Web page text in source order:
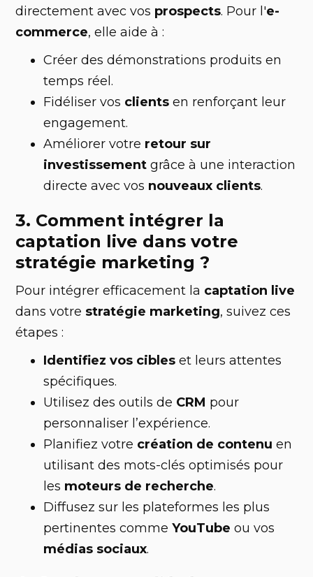
directement avec vos prospects. Pour l'e-
commerce, elle aide à :
Créer des démonstrations produits en
temps réel.
Fidéliser vos clients en renforçant leur
engagement.
Améliorer votre retour sur
investissement grâce à une interaction
directe avec vos nouveaux clients.
3. Comment intégrer la
captation live dans votre
stratégie marketing ?
Pour intégrer efficacement la captation live
dans votre stratégie marketing, suivez ces
étapes :
Identifiez vos cibles et leurs attentes
spécifiques.
Utilisez des outils de CRM pour
personnaliser l’expérience.
Planifiez votre création de contenu en
utilisant des mots-clés optimisés pour
les moteurs de recherche.
Diffusez sur les plateformes les plus
pertinentes commeYouTube ou vos
médias sociaux.